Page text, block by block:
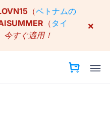
（ベトナムの
（ タイ
今すぐ適用！
×